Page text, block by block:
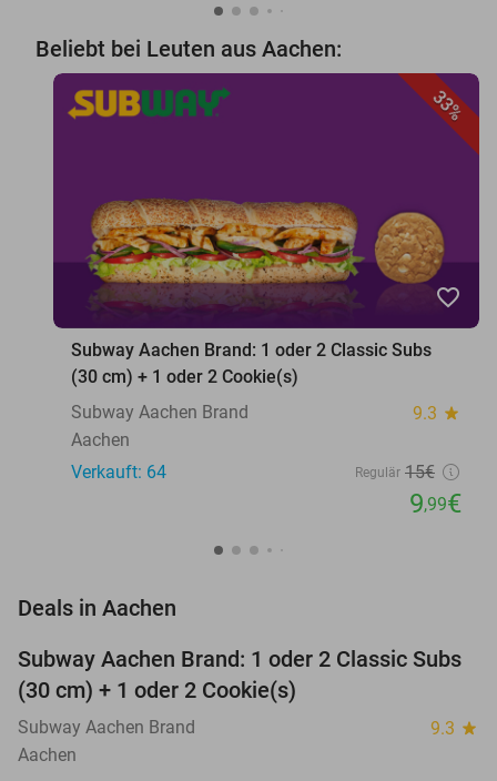
Beliebt bei Leuten aus Aachen:
33%
favorite_border
Subway Aachen Brand: 1 oder 2 Classic Subs
(30 cm) + 1 oder 2 Cookie(s)
Subway Aachen Brand
9.3 star
Aachen
Verkauft: 64
Regulär 15€
9,99€
Deals in Aachen
33%
Subway Aachen Brand: 1 oder 2 Classic Subs
(30 cm) + 1 oder 2 Cookie(s)
Subway Aachen Brand 9.3 star
Aachen